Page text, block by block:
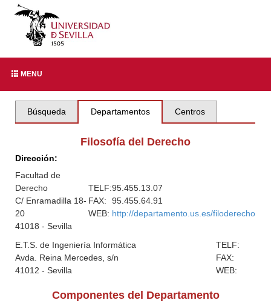
MENU
Búsqueda Departamentos Centros
Filosofía del Derecho
Dirección:
Facultad de
Derecho
C/ Enramadilla 18-
20
41018 - Sevilla
TELF:95.455.13.07
FAX:
95.455.64.91
WEB: http://departamento.us.es/filoderecho
E.T.S. de Ingeniería Informática
Avda. Reina Mercedes, s/n
41012 - Sevilla
TELF:
FAX:
WEB:
Componentes del Departamento